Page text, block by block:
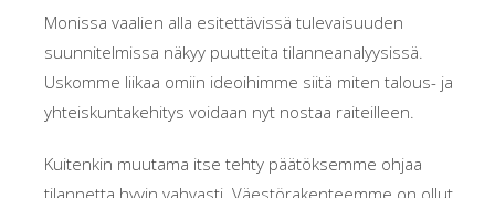
Monissa vaalien alla esitettävissä tulevaisuuden
suunnitelmissa näkyy puutteita tilanneanalyysissä.
Uskomme liikaa omiin ideoihimme siitä miten talous- ja
yhteiskuntakehitys voidaan nyt nostaa raiteilleen.
Kuitenkin muutama itse tehty päätöksemme ohjaa
tilannetta hyvin vahvasti. Väestörakenteemme on ollut